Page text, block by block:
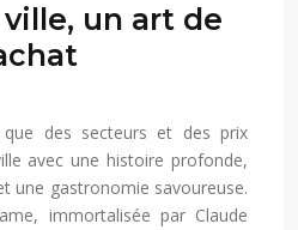
un art de
que des secteurs et des prix
avec une histoire profonde,
une gastronomie savoureuse.
immortalisée par Claude